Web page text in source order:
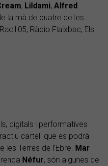
, Lildami, Alfred
la mà de quatre de les
Ràdio Flaixbac, Els
digitals i performatives
cartell que es podrà
Terres de l’Ebre. Mar
Néfur, són algunes de